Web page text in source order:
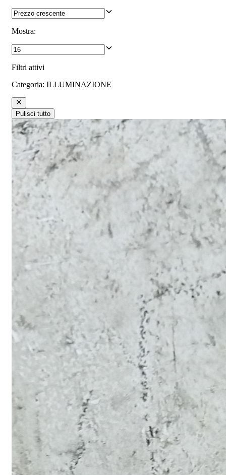
Mostra:
Filtri attivi
Categoria: ILLUMINAZIONE
Pulisci tutto